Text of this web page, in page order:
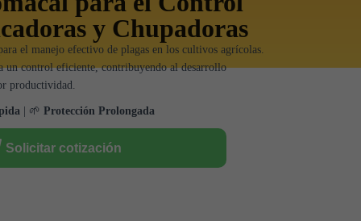
y Chupadoras
el manejo efectivo de plagas en los cultivos agrícolas.
un control eficiente, contribuyendo al desarrollo
productividad.
| 🌱 Protección Prolongada
Solicitar cotización